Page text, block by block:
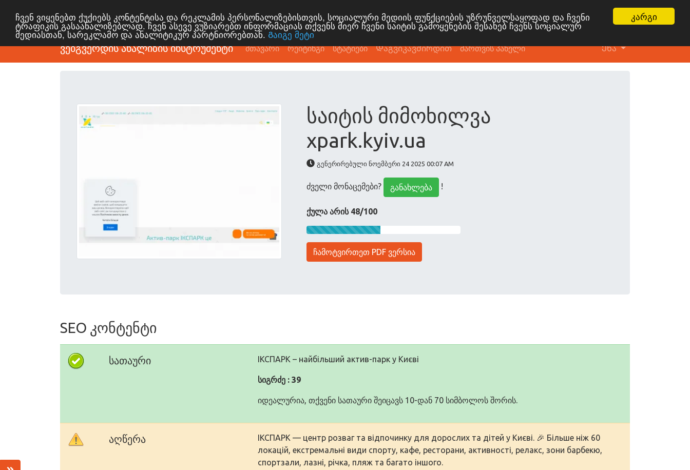
კარგი
ჩვენ ვიყენებთ ქუქიებს კონტენტისა და რეკლამის პერსონალიზებისთვის, სოციალური მედიის ფუნქციების უზრუნველსაყოფად და ჩვენი
ტრაფიკის გასაანალიზებლად. ჩვენ ასევე ვუზიარებთ ინფორმაციას თქვენს მიერ ჩვენი საიტის გამოყენების შესახებ ჩვენს სოციალურ
მედიასთან, სარეკლამო და ანალიტიკურ პარტნიორებთან. Გაიგე მეტი
ვებგვერდის ანალიზის ინსტრუმენტი მთავარი რეიტინგი სტატიები Დაგვიკავშირდით მართვის პანელი Ენა
საიტის მიმოხილვა
xpark.kyiv.ua
გენერირებული ნოემბერი 24 2025 00:07 AM
ძველი მონაცემები? განახლება !
ქულა არის 48/100
ჩამოტვირთეთ PDF ვერსია
SEO კონტენტი
სათაური ІКСПАРК – найбільший актив-парк у Києві
სიგრძე : 39
იდეალურია, თქვენი სათაური შეიცავს 10-დან 70 სიმბოლოს შორის.
აღწერა
ІКСПАРК — центр розваг та відпочинку для дорослих та дітей у Києві. 🎉 Більше ніж 60
локацій, екстремальні види спорту, кафе, ресторани, активності, релакс, зони барбекю,
спортзали, лазні, річка, пляж та багато іншого.